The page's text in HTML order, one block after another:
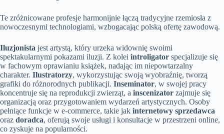
Te zróżnicowane profesje harmonijnie łączą tradycyjne rzemiosła z
nowoczesnymi technologiami, wzbogacając polską ofertę zawodową.
Iluzjonista jest artystą, który urzeka widownię swoimi
spektakularnymi pokazami iluzji. Z kolei introligator specjalizuje się
w fachowym oprawianiu książek, nadając im niepowtarzalny
charakter. Ilustratorzy, wykorzystując swoją wyobraźnię, tworzą
grafiki do różnorodnych publikacji. Inseminator, w swojej pracy
koncentruje się na reprodukcji zwierząt, a inscenizator zajmuje się
organizacją oraz przygotowaniem wydarzeń artystycznych. Osoby
pełniące funkcje w e-commerce, takie jak internetowy sprzedawca
oraz doradca, oferują swoje usługi i konsultacje w przestrzeni online,
co zyskuje na popularności.